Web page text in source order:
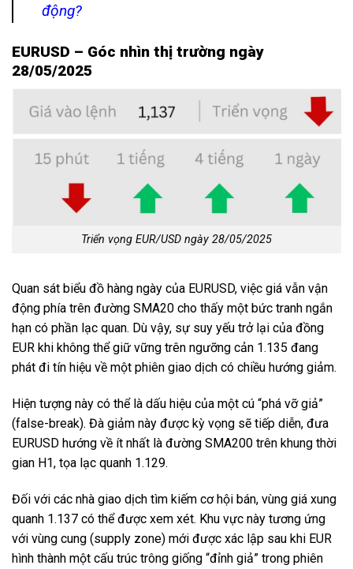
động?
EURUSD – Góc nhìn thị trường ngày
28/05/2025
Triển vọng EUR/USD ngày 28/05/2025
Quan sát biểu đồ hàng ngày của EURUSD, việc giá vẫn vận
động phía trên đường SMA20 cho thấy một bức tranh ngắn
hạn có phần lạc quan. Dù vậy, sự suy yếu trở lại của đồng
EUR khi không thể giữ vững trên ngưỡng cản 1.135 đang
phát đi tín hiệu về một phiên giao dịch có chiều hướng giảm.
Hiện tượng này có thể là dấu hiệu của một cú “phá vỡ giả”
(false-break). Đà giảm này được kỳ vọng sẽ tiếp diễn, đưa
EURUSD hướng về ít nhất là đường SMA200 trên khung thời
gian H1, tọa lạc quanh 1.129.
Đối với các nhà giao dịch tìm kiếm cơ hội bán, vùng giá xung
quanh 1.137 có thể được xem xét. Khu vực này tương ứng
với vùng cung (supply zone) mới được xác lập sau khi EUR
hình thành một cấu trúc trông giống “đỉnh giả” trong phiên